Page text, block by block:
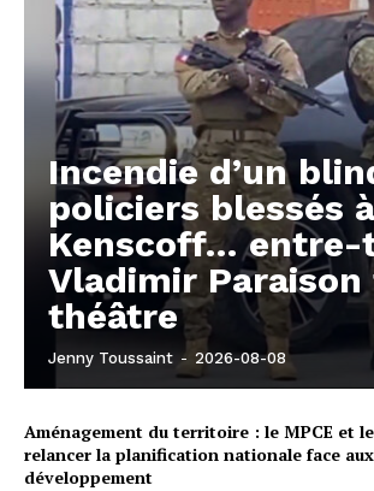
Incendie d’un
policiers blessés à
Kenscoff… entre-
Vladimir
théâtre
Jenny Toussaint - 2026-08-08
Aménagement du territoire : le MPCE et
relancer la planification nationale face
développement